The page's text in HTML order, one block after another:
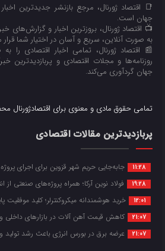
📑 اقتصاد ژورنال، مرجع بازنشر جدیدترین
جهان است.
📺 اقتصاد ژورنال، بروزترین اخبار و گزارش‌های
به صورت آنلاین، سریع و آسان در اختیار شما
📰 اقتصاد ژورنال، تمامی اخبار اقتصادی را
روزنامه‌ها و مجلات اقتصادی و پربازدیدترین
جهان گردآوری می‌کند.
تمامی حقوق مادی و معنوی برای اقتصادژورنال
پربازدیدترین مقالات اقتصادی
11:28 جابه‌جایی حریم شهر قزوین برای اجرای پروژه
19:28 فولاد نوین آرکا؛ همراه پروژه‌های صنعتی از
12:01 خرید هوشمندانه میکروکنترلر؛ کلید موفقیت
21:07 کاهش قیمت آهن آلات در بازارهای داخلی
21:07 عرضه برق در بورس انرژی باعث رشد تولید